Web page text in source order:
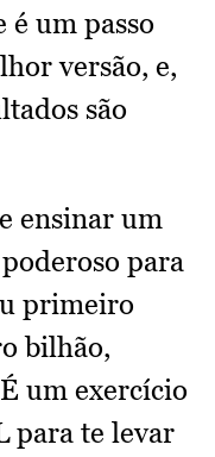
é um passo
versão, e,
são
ensinar um
para
primeiro
bilhão,
um exercício
para te levar